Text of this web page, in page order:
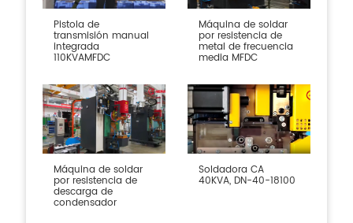
Pistola de
transmisión manual
integrada
110KVAMFDC
Máquina de soldar
por resistencia de
metal de frecuencia
media MFDC
Máquina de soldar
por resistencia de
descarga de
condensador
Soldadora CA
40KVA, DN-40-18100